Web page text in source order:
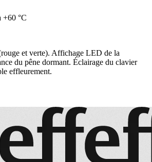
+60 °C
et verte). Affichage LED de la
du pêne dormant. Éclairage du clavier
effleurement.